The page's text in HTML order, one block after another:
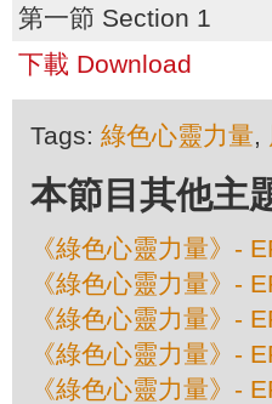
第一節 Section 1
下載 Download
Tags: 綠色心靈力量,
本節目其他
《綠色心靈力量》-
《綠色心靈力量》-
《綠色心靈力量》-
《綠色心靈力量》-
《綠色心靈力量》-